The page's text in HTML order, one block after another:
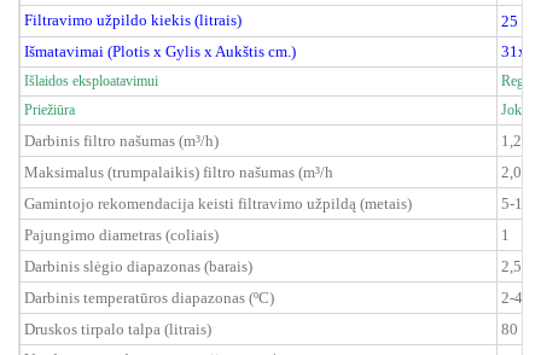
Filtravimo užpildo kiekis (litrais)
25 (
Išmatavimai (Plotis x Gylis x Aukštis cm.)
3
Išlaidos eksploatavimui
Priežiūra
Darbinis filtro našumas (m³/h)
1,2
Maksimalus (trumpalaikis) filtro našumas (m³/h
2,0
Gamintojo rekomendacija keisti filtravimo užpildą (metais)
5-10
Pajungimo diametras (coliais)
1
Darbinis slėgio diapazonas (barais)
2,5-8
Darbinis temperatūros diapazonas (ºC)
2-40
Druskos tirpalo talpa (litrais)
80